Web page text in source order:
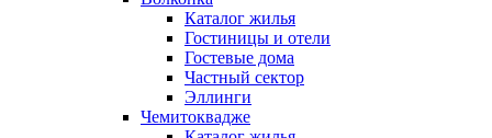
Каталог жилья
Гостиницы и отели
Гостевые дома
Частный сектор
Эллинги
Чемитоквадже